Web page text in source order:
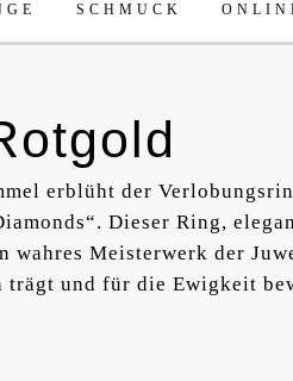
SCHMUCK
erblüht der
Dieser Ring,
Meisterwerk der
und für die Ewigkeit